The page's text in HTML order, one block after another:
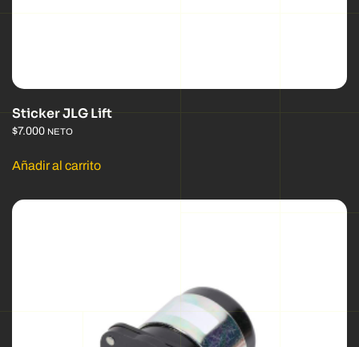
Sticker JLG Lift
$7.000 NETO
Añadir al carrito